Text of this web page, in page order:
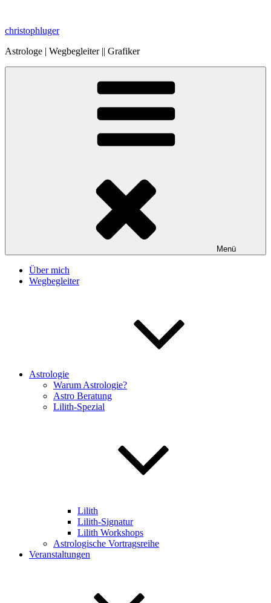
springen
christophluger
Astrologe | Wegbegleiter || Grafiker
Menü
Über mich
Wegbegleiter
Astrologie
Warum Astrologie?
Astro Beratung
Lilith-Spezial
Lilith
Lilith-Signatur
Lilith Workshops
Astrologische Vortragsreihe
Veranstaltungen